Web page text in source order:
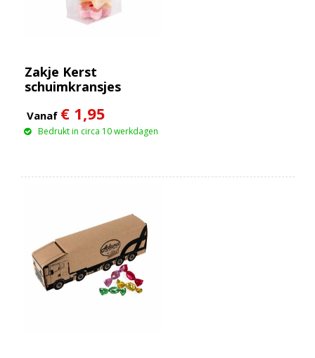
Zakje Kerst
schuimkransjes
Vanaf € 1,95
Bedrukt in circa 10 werkdagen